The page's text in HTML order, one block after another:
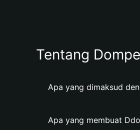
Tentang
Apa yang dimaksud
Apa yang membuat